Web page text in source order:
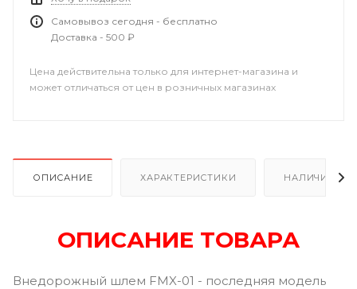
Самовывоз сегодня - бесплатно
Доставка - 500 ₽
Цена действительна только для интернет-магазина и
может отличаться от цен в розничных магазинах
ОПИСАНИЕ ХАРАКТЕРИСТИКИ НАЛИЧИЕ В
ОПИСАНИЕ ТОВАРА
Внедорожный шлем FMX-01 - последняя модель